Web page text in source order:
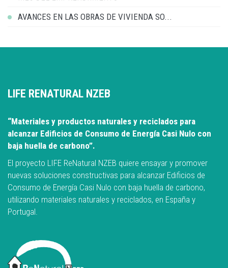
AVANCES EN LAS OBRAS DE VIVIENDA SO...
LIFE RENATURAL NZEB
“Materiales y productos naturales y reciclados para
alcanzar Edificios de Consumo de Energía Casi Nulo con
baja huella de carbono”.
El proyecto LIFE ReNatural NZEB quiere ensayar y promover
nuevas soluciones constructivas para alcanzar Edificios de
Consumo de Energía Casi Nulo con baja huella de carbono,
utilizando materiales naturales y reciclados, en España y
Portugal.